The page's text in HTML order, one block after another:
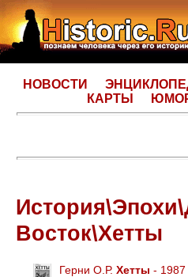
НОВОСТИ
КАРТЫ
Восток\Хетты
Герни О.Р. Хетты - 1987